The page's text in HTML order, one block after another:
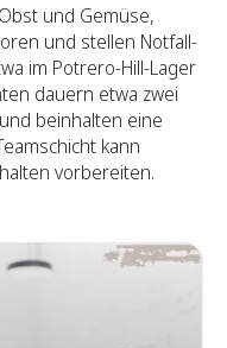
und Gemüse,
und stellen Notfall-
im Potrero-Hill-Lager
dauern etwa zwei
beinhalten eine
kann
vorbereiten.